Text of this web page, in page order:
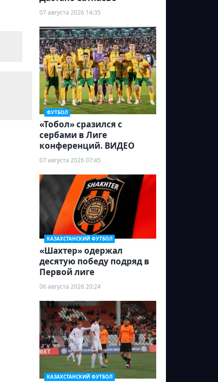
07 августа 2026 14:35
ФУТБОЛ
«Тобол» сразился с
сербами в Лиге
конференций. ВИДЕО
07 августа 2026 07:45
КАЗАХСТАНСКИЙ ФУТБОЛ
«Шахтер» одержал
десятую победу подряд в
Первой лиге
06 августа 2026 20:24
КАЗАХСТАНСКИЙ ФУТБОЛ